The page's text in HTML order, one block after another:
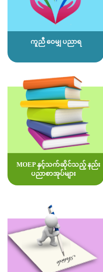
ကူညီ ဝေမျှ ပညာရ
MOEP နှင့်သက်ဆိုင်သည့် နည်း
ပညာစာအုပ်များ